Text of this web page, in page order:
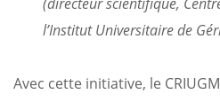
l’Institut Universitaire de
Avec cette initiative, le